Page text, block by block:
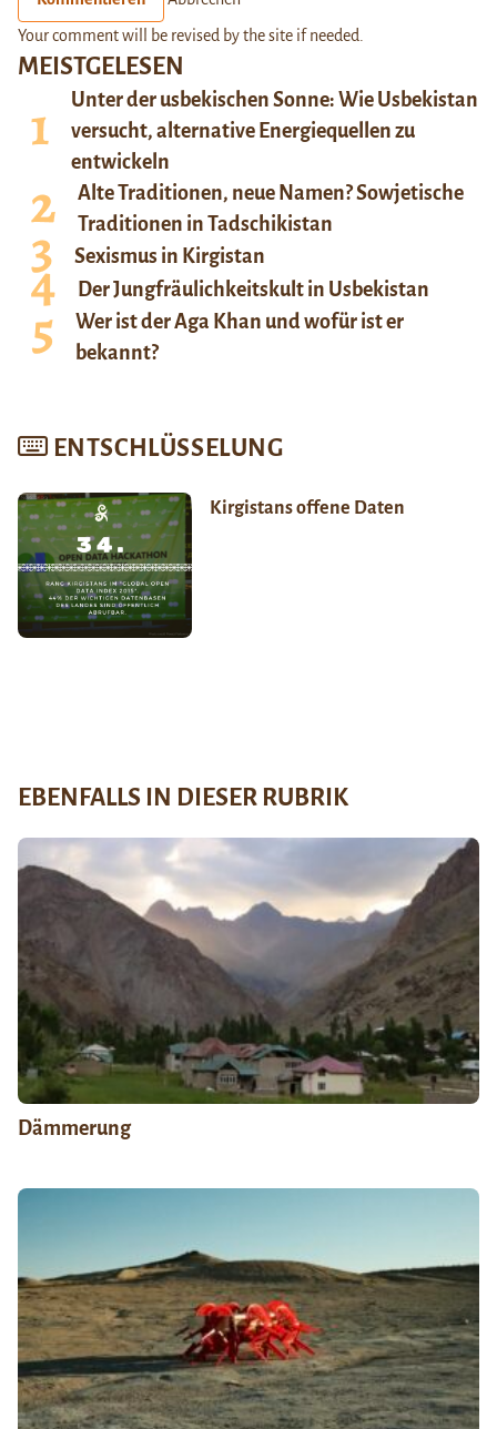
MEISTGELESEN
Unter der usbekischen Sonne: Wie Usbekistan
versucht, alternative Energiequellen zu
entwickeln
Alte Traditionen, neue Namen? Sowjetische
Traditionen in Tadschikistan
Sexismus in Kirgistan
Der Jungfräulichkeitskult in Usbekistan
Wer ist der Aga Khan und wofür ist er
bekannt?
ENTSCHLÜSSELUNG
Kirgistans offene Daten
Your comment will be revised by the site if needed.
EBENFALLS IN DIESER RUBRIK
Dämmerung